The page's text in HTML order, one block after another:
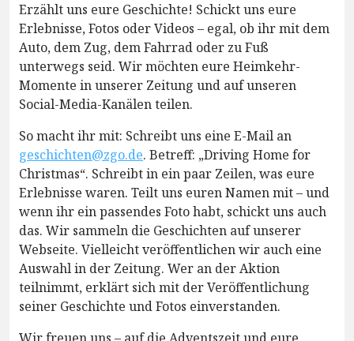
Erzählt uns eure Geschichte! Schickt uns eure
Erlebnisse, Fotos oder Videos – egal, ob ihr mit dem
Auto, dem Zug, dem Fahrrad oder zu Fuß
unterwegs seid. Wir möchten eure Heimkehr-
Momente in unserer Zeitung und auf unseren
Social-Media-Kanälen teilen.
So macht ihr mit: Schreibt uns eine E-Mail an
geschichten@zgo.de. Betreff: „Driving Home for
Christmas“. Schreibt in ein paar Zeilen, was eure
Erlebnisse waren. Teilt uns euren Namen mit – und
wenn ihr ein passendes Foto habt, schickt uns auch
das. Wir sammeln die Geschichten auf unserer
Webseite. Vielleicht veröffentlichen wir auch eine
Auswahl in der Zeitung. Wer an der Aktion
teilnimmt, erklärt sich mit der Veröffentlichung
seiner Geschichte und Fotos einverstanden.